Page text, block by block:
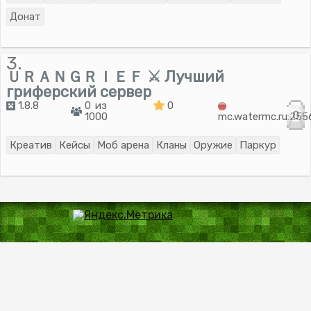
Донат
3.
ＵＲＡＮＧＲＩＥＦ ⚔ Лучший
гриферский сервер
1.8.8
0 из
1000
0
0
Креатив Кейсы Моб арена Кланы Оружие Паркур